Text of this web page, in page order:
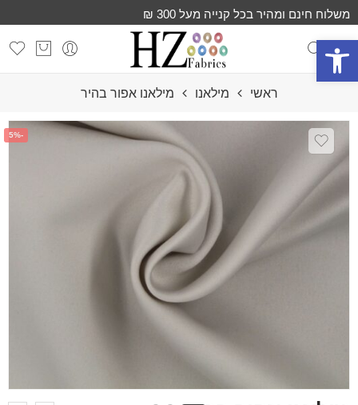
פתח סרגל נגישות
משלוח חינם ומהיר בכל קנייה מעל 300 ₪
ראשי מילאנו מילאנו אפור בהיר
-5%